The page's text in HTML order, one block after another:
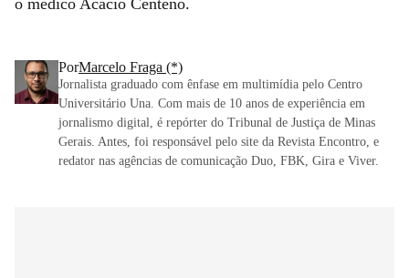
PorMarcelo Fraga (*)
Jornalista graduado com ênfase em multimídia pelo Centro
Universitário Una. Com mais de 10 anos de experiência em
jornalismo digital, é repórter do Tribunal de Justiça de Minas
Gerais. Antes, foi responsável pelo site da Revista Encontro, e
redator nas agências de comunicação Duo, FBK, Gira e Viver.